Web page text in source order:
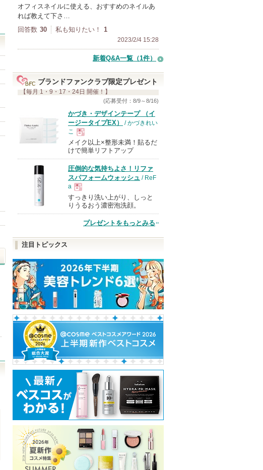
オフィスネイルに使える、おすすめのネイルあ
れば教えて下さ…
回答数 30 私も知りたい！ 1
2023/2/4 15:28
新着Q&A一覧（1件）
ブランドファンクラブ限定プレゼント
【毎月 1・9・17・24日 開催！】
(応募受付：8/9～8/16)
かづき・デザインテープ （イ
ージータイプEX）
/ かづきれい
こ
現
品
メイク以上×整形未満！貼るだ
けで簡単リフトアップ
圧倒的な気持ちよさ！リファ
スパフォームウォッシュ / ReF
a
現
すっきり洗い上がり、しっと
りうるおう濃密泡洗顔。
プレゼントをもっとみる
注目トピックス